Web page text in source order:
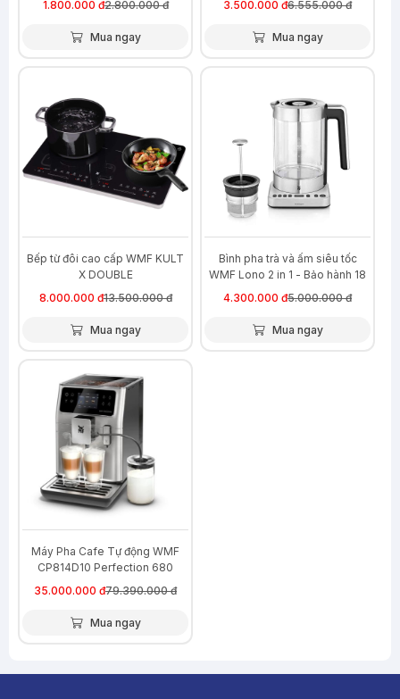
1.800.000 đ2.800.000 đ
Mua ngay
3.500.000 đ6.555.000 đ
Mua ngay
Bếp từ đôi cao cấp WMF KULT
X DOUBLE
8.000.000 đ13.500.000 đ
Mua ngay
Bình pha trà và ấm siêu tốc
WMF Lono 2 in 1 - Bảo hành 18
4.300.000 đ5.000.000 đ
Mua ngay
-56%
Máy Pha Cafe Tự động WMF
CP814D10 Perfection 680
35.000.000 đ79.390.000 đ
Mua ngay